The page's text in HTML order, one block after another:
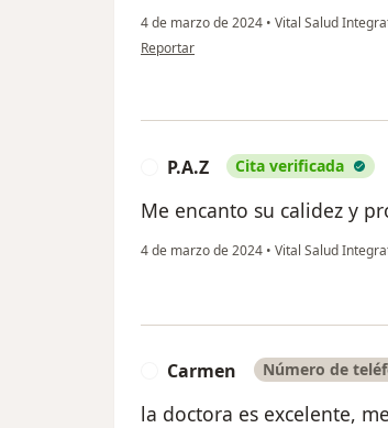
4 de marzo de 2024 • Vital Salud
en opinión del usuario Camila Gonzalez
Reportar
P.A.Z Cita verificada
Me encanto su calidez y
4 de marzo de 2024 • Vital Salud
Carmen Número de
la doctora es excelente,